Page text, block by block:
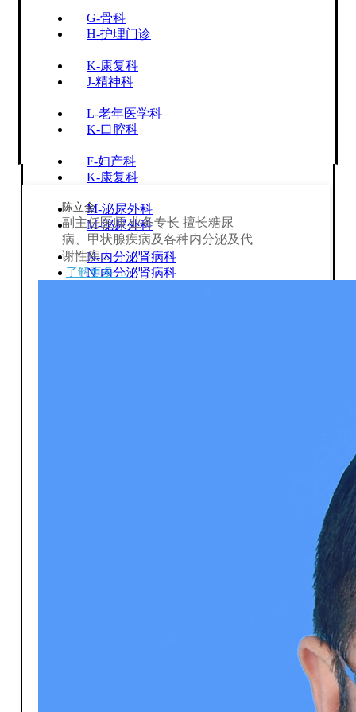
H-护理门诊
J-精神科
K-口腔科
K-康复科
M-泌尿外科
N-内分泌肾病科
G-骨科
K-康复科
L-老年医学科
F-妇产科
M-泌尿外科
N-内分泌肾病科
陈立全
副主任医师 业务专长 擅长糖尿
病、甲状腺疾病及各种内分泌及代
谢性疾...
了解更多 →